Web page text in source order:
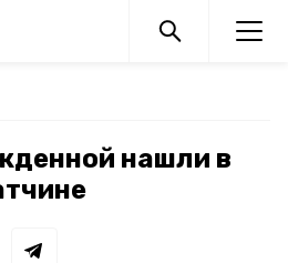
нашли в